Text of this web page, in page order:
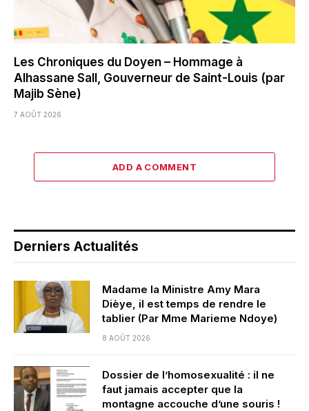
Les Chroniques du Doyen – Hommage à
Alhassane Sall, Gouverneur de Saint-Louis (par
Majib Sène)
7 AOÛT 2026
ADD A COMMENT
Derniers Actualités
Madame la Ministre Amy Mara
Dièye, il est temps de rendre le
tablier (Par Mme Marieme Ndoye)
8 AOÛT 2026
Dossier de l’homosexualité : il ne
faut jamais accepter que la
montagne accouche d’une souris !